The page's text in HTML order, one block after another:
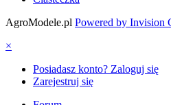
AgroModele.pl Powered by Invision
×
Posiadasz konto? Zaloguj się
Zarejestruj się